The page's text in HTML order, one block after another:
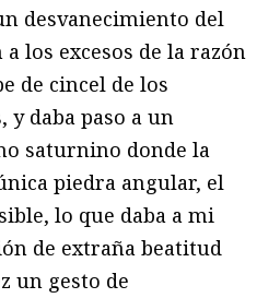
desvanecimiento del
los excesos de la razón
de cincel de los
daba paso a un
saturnino donde la
piedra angular, el
lo que daba a mi
de extraña beatitud
un gesto de